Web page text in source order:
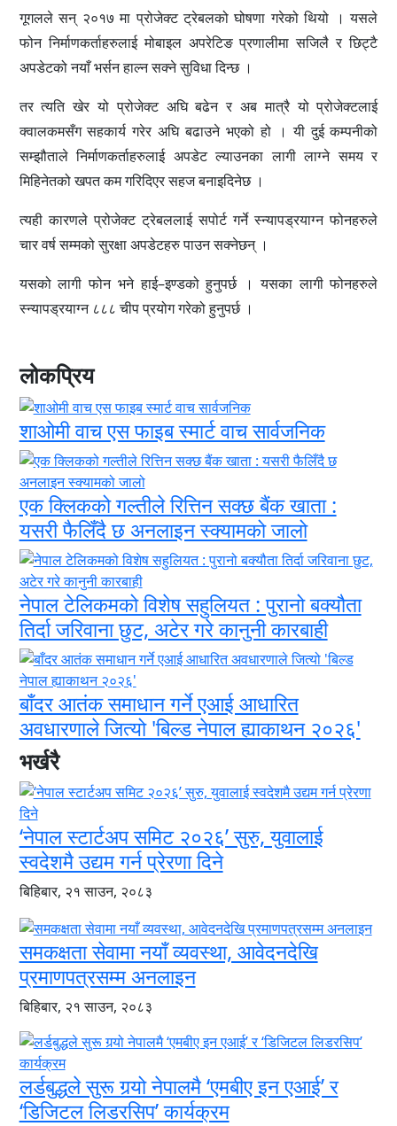
गूगलले सन् २०१७ मा प्रोजेक्ट ट्रेबलको घोषणा गरेको थियो । यसले
फोन निर्माणकर्ताहरुलाई मोबाइल अपरेटिङ प्रणालीमा सजिलै र छिट्टै
अपडेटको नयाँ भर्सन हाल्न सक्ने सुविधा दिन्छ ।
तर त्यति खेर यो प्रोजेक्ट अघि बढेन र अब मात्रै यो प्रोजेक्टलाई
क्वालकमसँग सहकार्य गरेर अघि बढाउने भएको हो । यी दुई कम्पनीको
सम्झौताले निर्माणकर्ताहरुलाई अपडेट ल्याउनका लागी लाग्ने समय र
मिहिनेतको खपत कम गरिदिएर सहज बनाइदिनेछ ।
त्यही कारणले प्रोजेक्ट ट्रेबललाई सपोर्ट गर्ने स्न्यापड्रयाग्न फोनहरुले
चार वर्ष सम्मको सुरक्षा अपडेटहरु पाउन सक्नेछन् ।
यसको लागी फोन भने हाई–इण्डको हुनुपर्छ । यसका लागी फोनहरुले
स्न्यापड्रयाग्न ८८८ चीप प्रयोग गरेको हुनुपर्छ ।
लोकप्रिय
शाओमी वाच एस फाइब स्मार्ट वाच सार्वजनिक
एक क्लिकको गल्तीले रित्तिन सक्छ बैंक खाता :
यसरी फैलिँदै छ अनलाइन स्क्यामको जालो
नेपाल टेलिकमको विशेष सहुलियत : पुरानो बक्यौता
तिर्दा जरिवाना छुट, अटेर गरे कानुनी कारबाही
बाँदर आतंक समाधान गर्ने एआई आधारित
अवधारणाले जित्यो 'बिल्ड नेपाल ह्याकाथन २०२६'
भर्खरै
‘नेपाल स्टार्टअप समिट २०२६’ सुरु, युवालाई
स्वदेशमै उद्यम गर्न प्रेरणा दिने
बिहिबार, २१ साउन, २०८३
समकक्षता सेवामा नयाँ व्यवस्था, आवेदनदेखि
प्रमाणपत्रसम्म अनलाइन
बिहिबार, २१ साउन, २०८३
लर्डबुद्धले सुरू गर्‍यो नेपालमै ‘एमबीए इन एआई’ र
‘डिजिटल लिडरसिप’ कार्यक्रम